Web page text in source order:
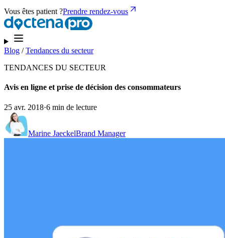
Vous êtes patient ?Prendre rendez-vous
Blog /Tendances du secteur
TENDANCES DU SECTEUR
Avis en ligne et prise de décision des consommateurs
25 avr. 2018·6 min de lecture
Marine JaeckelBrand Manager